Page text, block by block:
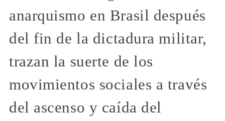
anarquismo en Brasil después
del fin de la dictadura militar,
trazan la suerte de los
movimientos sociales a través
del ascenso y caída del